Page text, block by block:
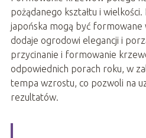
pożądanego kształtu i
japońska mogą być formowane
dodaje ogrodowi elegancji i
przycinanie i formowanie
odpowiednich porach roku, w
tempa wzrostu, co pozwoli na
rezultatów.